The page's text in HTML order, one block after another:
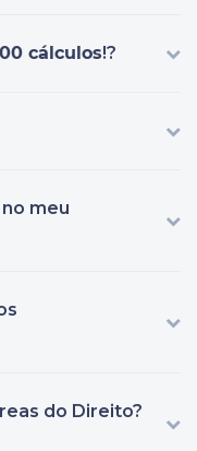
cálculos!?
meu
do Direito?